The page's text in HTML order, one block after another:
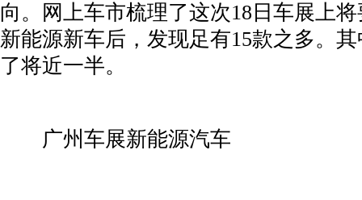
向。网上车市梳理了这次18日车展上
新能源新车后，发现足有15款之多。
了将近一半。
­ 广州车展新能源汽车